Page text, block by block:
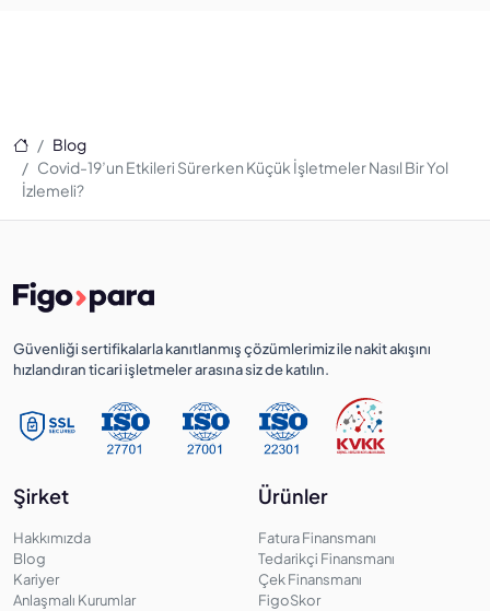
Ana Sayfa
Blog
Covid-19’un Etkileri Sürerken Küçük İşletmeler Nasıl Bir Yol
İzlemeli?
Güvenliği sertifikalarla kanıtlanmış çözümlerimiz ile nakit akışını
hızlandıran ticari işletmeler arasına siz de katılın.
Şirket
Hakkımızda
Blog
Kariyer
Anlaşmalı Kurumlar
Ürünler
Fatura Finansmanı
Tedarikçi Finansmanı
Çek Finansmanı
FigoSkor